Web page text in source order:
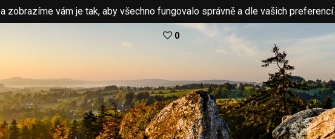
zobrazíme vám je tak, aby všechno fungovalo správně a dle vašich preferencí.
0